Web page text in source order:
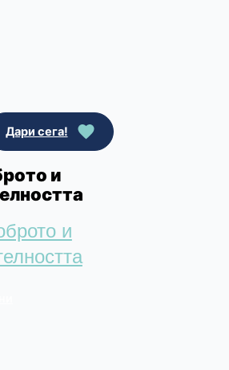
Дари сега!
и
и